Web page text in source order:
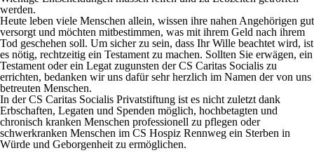
werden.
Heute leben viele Menschen allein, wissen ihre nahen Angehörigen gut
versorgt und möchten mitbestimmen, was mit ihrem Geld nach ihrem
Tod geschehen soll. Um sicher zu sein, dass Ihr Wille beachtet wird, ist
es nötig, rechtzeitig ein Testament zu machen. Sollten Sie erwägen, ein
Testament oder ein Legat zugunsten der CS Caritas Socialis zu
errichten, bedanken wir uns dafür sehr herzlich im Namen der von uns
betreuten Menschen.
In der CS Caritas Socialis Privatstiftung ist es nicht zuletzt dank
Erbschaften, Legaten und Spenden möglich, hochbetagten und
chronisch kranken Menschen professionell zu pflegen oder
schwerkranken Menschen im CS Hospiz Rennweg ein Sterben in
Würde und Geborgenheit zu ermöglichen.